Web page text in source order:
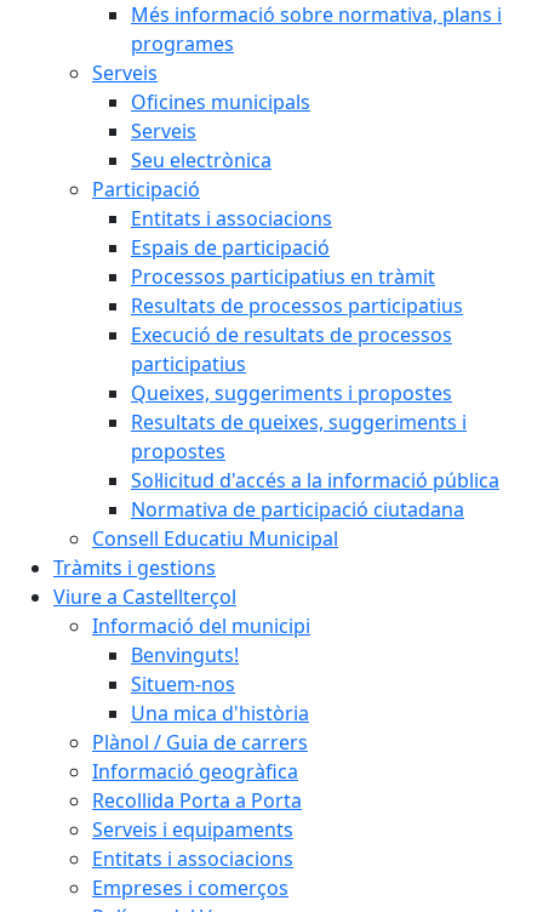
Més informació sobre normativa, plans i
programes
Serveis
Oficines municipals
Serveis
Seu electrònica
Participació
Entitats i associacions
Espais de participació
Processos participatius en tràmit
Resultats de processos participatius
Execució de resultats de processos
participatius
Queixes, suggeriments i propostes
Resultats de queixes, suggeriments i
propostes
Sol·licitud d'accés a la informació pública
Normativa de participació ciutadana
Consell Educatiu Municipal
Tràmits i gestions
Viure a Castellterçol
Informació del municipi
Benvinguts!
Situem-nos
Una mica d'història
Plànol / Guia de carrers
Informació geogràfica
Recollida Porta a Porta
Serveis i equipaments
Entitats i associacions
Empreses i comerços